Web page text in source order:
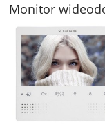
Monitor